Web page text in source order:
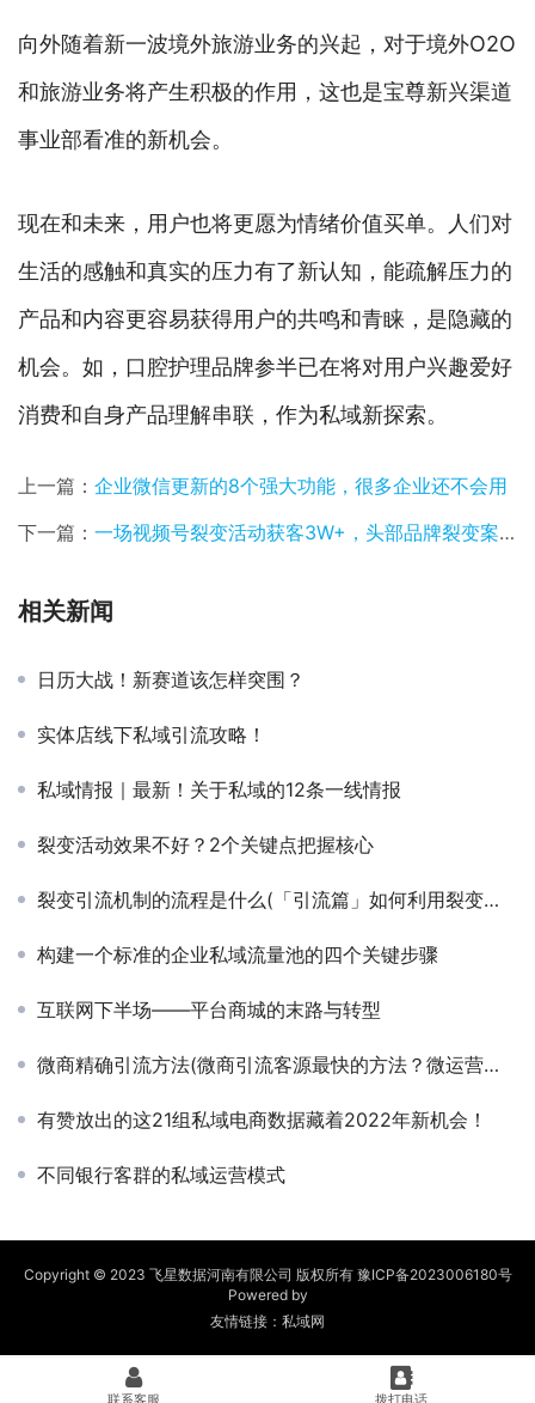
向外随着新一波境外旅游业务的兴起，对于境外O2O
和旅游业务将产生积极的作用，这也是宝尊新兴渠道
事业部看准的新机会。
现在和未来，用户也将更愿为情绪价值买单。人们对
生活的感触和真实的压力有了新认知，能疏解压力的
产品和内容更容易获得用户的共鸣和青睐，是隐藏的
机会。如，口腔护理品牌参半已在将对用户兴趣爱好
消费和自身产品理解串联，作为私域新探索。
上一篇： 企业微信更新的8个强大功能，很多企业还不会用
下一篇： 一场视频号裂变活动获客3W+，头部品牌裂变案例拆解
相关新闻
日历大战！新赛道该怎样突围？
实体店线下私域引流攻略！
私域情报｜最新！关于私域的12条一线情报
裂变活动效果不好？2个关键点把握核心
裂变引流机制的流程是什么(「引流篇」如何利用裂变术引流)
构建一个标准的企业私域流量池的四个关键步骤
互联网下半场——平台商城的末路与转型
微商精确引流方法(微商引流客源最快的方法？微运营佳合)
有赞放出的这21组私域电商数据藏着2022年新机会！
不同银行客群的私域运营模式
Copyright © 2023 飞星数据河南有限公司 版权所有 豫ICP备2023006180号
Powered by
友情链接： 私域网
联系客服 拨打电话